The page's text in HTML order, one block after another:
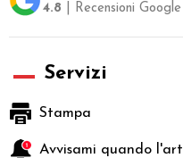
4.8 | Recensioni
Servizi
Stampa
Avvisami quando